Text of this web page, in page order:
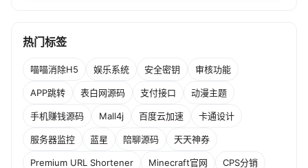
热门标签
喵喵消除H5 娱乐系统 安全密钥 审核功能
APP跳转 表白网源码 支付接口 动漫主题
手机赚钱源码 Mall4j 百度云加速 卡通设计
服务器监控 蓝星 陪聊源码 天天神券
Premium URL Shortener Minecraft官网 CPS分销